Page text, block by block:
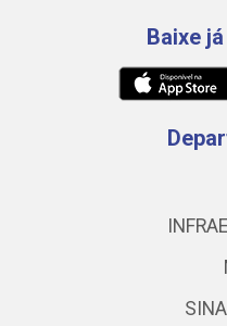
Baixe